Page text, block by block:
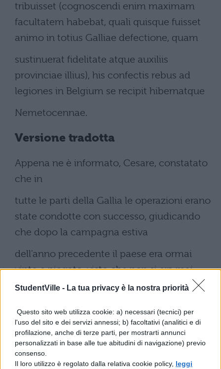
StudentVille - La tua privacy è la nostra priorità
Questo sito web utilizza cookie: a) necessari (tecnici) per
l'uso del sito e dei servizi annessi; b) facoltativi (analitici e di
profilazione, anche di terze parti, per mostrarti annunci
personalizzati in base alle tue abitudini di navigazione) previo
consenso.
Il loro utilizzo è regolato dalla relativa cookie policy, leggi
tribuisset (cognoscendi enim maximam
facultatem habebat, quali quisque fuisset
animo in totius Galliae defectione, quam
sustinuerat fidelitate atque auxiliis
provinciae illius), his confectis rebus ad
legiones in Belgium se recipit hibernatque
Nemetocennae.
Versione tradotta
Appena ne è informato, Cesare, constatato
che in
tutte le parti della Gallia le operazioni erano
state condotte con successo, giudicando
che dopo la campagna estiva
dell'anno precedente il paese era ormai
vinto e piegato, visto che non si era mai
recato in Aquitania, ma l'aveva solo
parzialmente sconfitta grazie a P. Crasso,
con due legioni si dirige in quella regione
della Gallia, per spendervi l'ultimo
periodo della campagna estiva. Come in